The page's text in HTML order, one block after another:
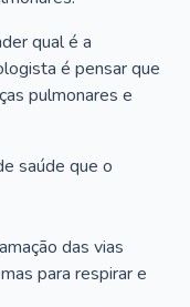
qual é a
é pensar que
pulmonares e
saúde que o
das vias
para respirar e